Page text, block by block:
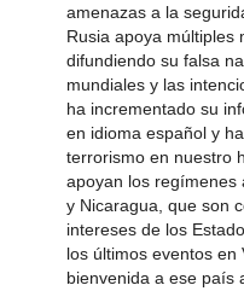
amenazas a la
Rusia apoya múltiples
difundiendo su falsa
mundiales y las
ha incrementado su
en idioma español y
terrorismo en nuestro
apoyan los regímenes
y Nicaragua, que son
intereses de los
los últimos eventos en
bienvenida a ese país